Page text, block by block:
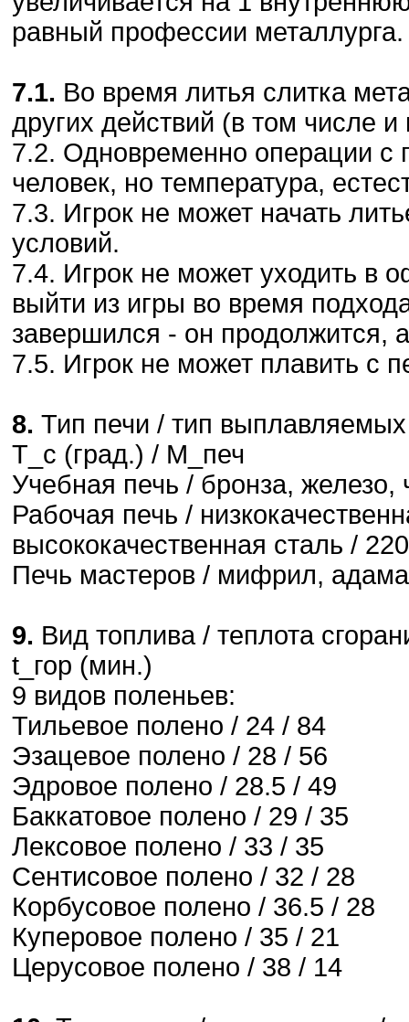
равный профессии металлурга.
7.1. Во время литья слитка
других действий (в том числе
7.2. Одновременно операции с
человек, но температура,
7.3. Игрок не может начать
условий.
7.4. Игрок не может уходить в
выйти из игры во время
завершился - он продолжится,
7.5. Игрок не может плавить с
8. Тип печи / тип выплавляемых
Т_с (град.) / М_печ
Учебная печь / бронза, железо,
Рабочая печь /
высококачественная сталь /
Печь мастеров / мифрил,
9. Вид топлива / теплота
t_гор (мин.)
9 видов поленьев:
Тильевое полено / 24 / 84
Эзацевое полено / 28 / 56
Эдровое полено / 28.5 / 49
Баккатовое полено / 29 / 35
Лексовое полено / 33 / 35
Сентисовое полено / 32 / 28
Корбусовое полено / 36.5 / 28
Куперовое полено / 35 / 21
Церусовое полено / 38 / 14